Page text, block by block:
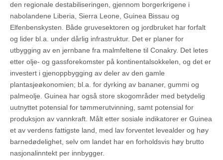
den regionale destabiliseringen, gjennom borgerkrigene i
nabolandene Liberia, Sierra Leone, Guinea Bissau og
Elfenbenskysten. Både gruvesektoren og jordbruket har forfalt
og lider bl.a. under dårlig infrastruktur. Det er planer for
utbygging av en jernbane fra malmfeltene til Conakry. Det letes
etter olje- og gassforekomster på kontinentalsokkelen, og det er
investert i gjenoppbygging av deler av den gamle
plantasjeøkonomien; bl.a. for dyrking av bananer, gummi og
palmeolje. Guinea har også store skogområder med betydelig
uutnyttet potensial for tømmerutvinning, samt potensial for
produksjon av vannkraft. Målt etter sosiale indikatorer er Guinea
et av verdens fattigste land, med lav forventet levealder og høy
barnedødelighet, selv om landet har en forholdsvis høy brutto
nasjonalinntekt per innbygger.